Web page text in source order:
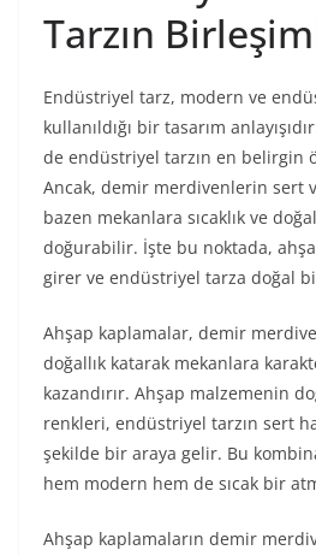
Tarzın
Endüstriyel tarz, modern ve
kullanıldığı bir tasarım
de endüstriyel tarzın en belirgin
Ancak, demir merdivenlerin sert
bazen mekanlara sıcaklık ve
doğurabilir. İşte bu noktada,
girer ve endüstriyel tarza doğal
Ahşap kaplamalar, demir
doğallık katarak mekanlara
kazandırır. Ahşap malzemenin
renkleri, endüstriyel tarzın sert
şekilde bir araya gelir. Bu
hem modern hem de sıcak bir
Ahşap kaplamaların demir